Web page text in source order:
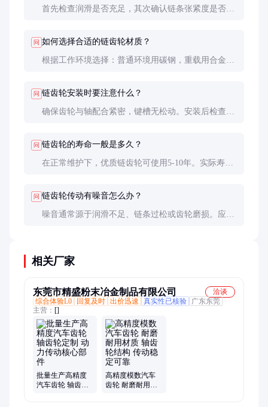
首先检查润滑是否充足，其次确认链条张紧度是否合
问 如何选择合适的链齿轮材质？
根据工作环境选择：普通环境用碳钢，重载用合金
问 链齿轮安装时要注意什么？
确保齿轮与轴配合紧密，键槽无松动。安装后检查齿
问 链齿轮的寿命一般是多久？
在正常维护下，优质链齿轮可使用5-10年。实际寿命
问 链齿轮传动有噪音怎么办？
噪音通常源于润滑不足、链条过松或齿轮磨损。应先
相关厂家
东莞市精盛粉末冶金制品有限公司
洽谈
综合体验L0
回复及时 出价迅速 真实性已核验
广东东莞
主营： []
批量生产高精度
汽车齿轮 轴齿轮
高精度模数汽车
齿轮 耐磨耐用材